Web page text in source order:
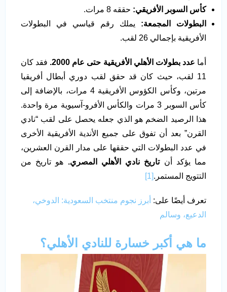
كأس السوبر الأفريقي: حققه 8 مرات.
البطولات المجمعة: يملك رقم قياسي في البطولات
الأفريقية بإجمالي 26 لقب.
أما عدد بطولات الأهلي الأفريقية حتى عام 2000.
فقد كان
11 لقب، حيث كان قد حقق لقب دوري أبطال أفريقيا
مرتين، وكأس الكؤوس الأفريقية 4 مرات، بالإضافة إلى
كأس السوبر 3 مرات والكأس الأفرو-آسيوية مرة واحدة.
هذا الرصيد الضخم هو الذي جعله يحصل على لقب “نادي
القرن” بعد أن تفوق على جميع الأندية الأفريقية الأخرى
في عدد البطولات التي حققها على مدار القرن العشرين،
مما يؤكد أنتاريخ نادي الأهلي المصري. هو تاريخ من
التتويج المستمر.[1]
تعرف أيضًا على: أبرز نجوم منتخب السعودية: الدوخي،
الدعيع، وسالم
ما هي أكبر خسارة للنادي الأهلي؟